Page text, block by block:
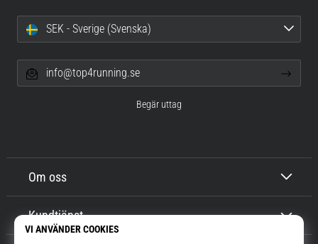
Om oss
Kundtjänst
SEK - Sverige (Svenska)
info@top4running.se
Begär uttag